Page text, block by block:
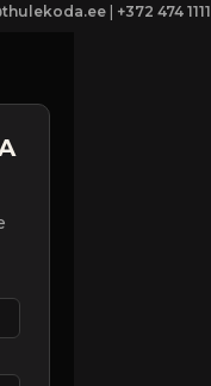
| +372 474 1111